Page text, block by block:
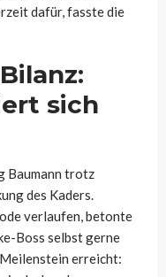
dafür, fasste die
sich
Baumann trotz
des Kaders.
verlaufen, betonte
Boss selbst gerne
erreicht: